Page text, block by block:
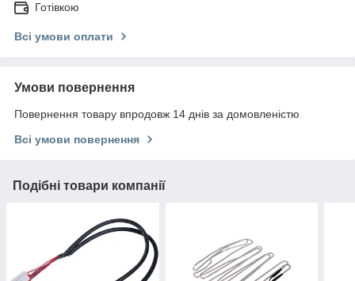
Готівкою
Всі умови оплати
Умови повернення
Повернення товару впродовж 14 днів за домовленістю
Всі умови повернення
Подібні товари компанії